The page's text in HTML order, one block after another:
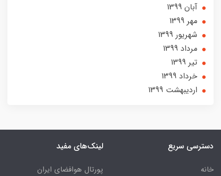
آبان 1399
مهر 1399
شهریور 1399
مرداد 1399
تير 1399
خرداد 1399
ارديبهشت 1399
دسترسی سریع
خانه
لینک‌های مفید
پورتال هوافضای ایران